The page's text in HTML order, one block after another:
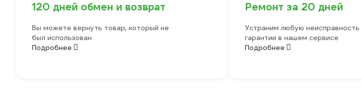
120 дней обмен и возврат
Вы можете вернуть товар, который не
был использован
Подробнее
Ремонт за 20 дней
Устраним любую неисправность
гарантии в нашем сервисе
Подробнее